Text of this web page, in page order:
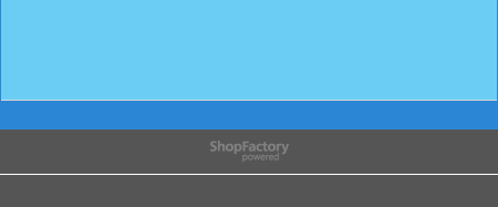
Boutique en ligne créés
avec le logiciel